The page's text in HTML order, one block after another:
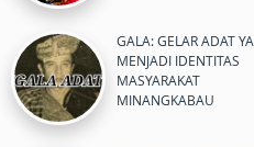
GALA: GELAR ADAT
MENJADI IDENTITAS
MASYARAKAT
MINANGKABAU